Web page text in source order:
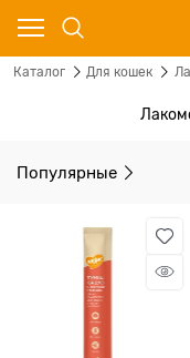
Каталог Для кошек
Популярные